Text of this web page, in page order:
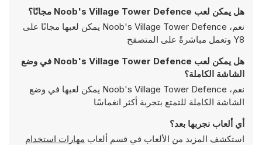
هل يمكن لعب Noob's Village Tower Defence مجانًا؟
نعم، Noob's Village Tower Defence يمكن لعبها مجانًا على
Y8 وتعمل مباشرةً على المتصفح
هل يمكن لعب Noob's Village Tower Defence في وضع
الشاشة الكاملة؟
نعم، Noob's Village Tower Defence يمكن لعبها في وضع
الشاشة الكاملة للتمتع بتجربة أكثر انغماسًا
أي ألعاب نجربها بعد؟
استكشف المزيد من الألعاب في قسم ألعاب مهارات استخدام